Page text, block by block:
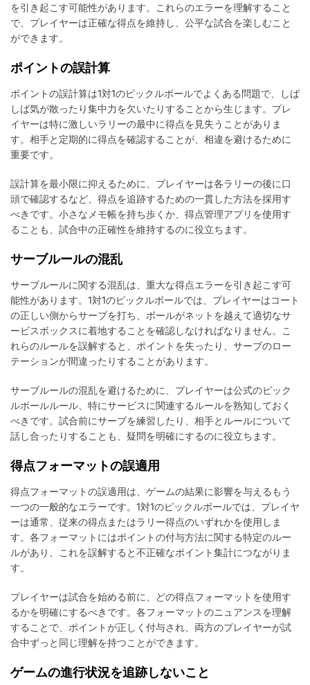
を引き起こす可能性があります。これらのエラーを理解すること
で、プレイヤーは正確な得点を維持し、公平な試合を楽しむこと
ができます。
ポイントの誤計算
ポイントの誤計算は1対1のピックルボールでよくある問題で、しば
しば気が散ったり集中力を欠いたりすることから生じます。プレ
イヤーは特に激しいラリーの最中に得点を見失うことがありま
す。相手と定期的に得点を確認することが、相違を避けるために
重要です。
誤計算を最小限に抑えるために、プレイヤーは各ラリーの後に口
頭で確認するなど、得点を追跡するための一貫した方法を採用す
べきです。小さなメモ帳を持ち歩くか、得点管理アプリを使用す
ることも、試合中の正確性を維持するのに役立ちます。
サーブルールの混乱
サーブルールに関する混乱は、重大な得点エラーを引き起こす可
能性があります。1対1のピックルボールでは、プレイヤーはコート
の正しい側からサーブを打ち、ボールがネットを越えて適切なサ
ービスボックスに着地することを確認しなければなりません。こ
れらのルールを誤解すると、ポイントを失ったり、サーブのロー
テーションが間違ったりすることがあります。
サーブルールの混乱を避けるために、プレイヤーは公式のピック
ルボールルール、特にサービスに関連するルールを熟知しておく
べきです。試合前にサーブを練習したり、相手とルールについて
話し合ったりすることも、疑問を明確にするのに役立ちます。
得点フォーマットの誤適用
得点フォーマットの誤適用は、ゲームの結果に影響を与えるもう
一つの一般的なエラーです。1対1のピックルボールでは、プレイヤ
ーは通常、従来の得点またはラリー得点のいずれかを使用しま
す。各フォーマットにはポイントの付与方法に関する特定のルー
ルがあり、これを誤解すると不正確なポイント集計につながりま
す。
プレイヤーは試合を始める前に、どの得点フォーマットを使用す
るかを明確にするべきです。各フォーマットのニュアンスを理解
することで、ポイントが正しく付与され、両方のプレイヤーが試
合中ずっと同じ理解を持つことができます。
ゲームの進行状況を追跡しないこと